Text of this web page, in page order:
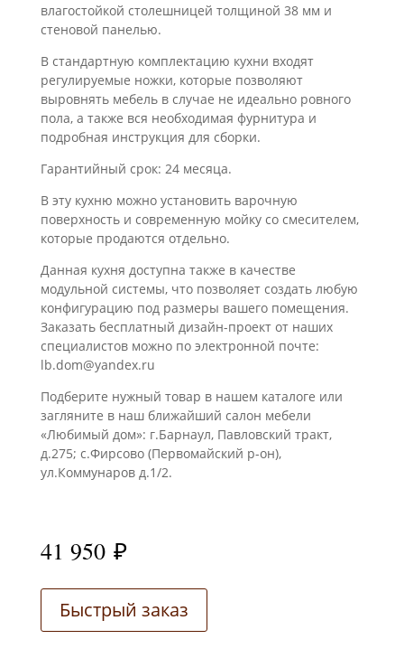
влагостойкой столешницей толщиной 38 мм и
стеновой панелью.
В стандартную комплектацию кухни входят
регулируемые ножки, которые позволяют
выровнять мебель в случае не идеально ровного
пола, а также вся необходимая фурнитура и
подробная инструкция для сборки.
Гарантийный срок: 24 месяца.
В эту кухню можно установить варочную
поверхность и современную мойку со смесителем,
которые продаются отдельно.
Данная кухня доступна также в качестве
модульной системы, что позволяет создать любую
конфигурацию под размеры вашего помещения.
Заказать бесплатный дизайн-проект от наших
специалистов можно по электронной почте:
lb.dom@yandex.ru
Подберите нужный товар в нашем каталоге или
загляните в наш ближайший салон мебели
«Любимый дом»: г.Барнаул, Павловский тракт,
д.275; с.Фирсово (Первомайский р-он),
ул.Коммунаров д.1/2.
41 950 ₽
Быстрый заказ